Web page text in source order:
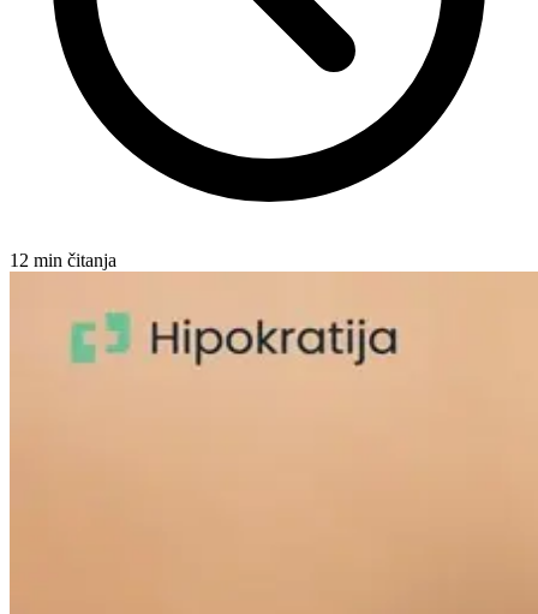
12 min čitanja